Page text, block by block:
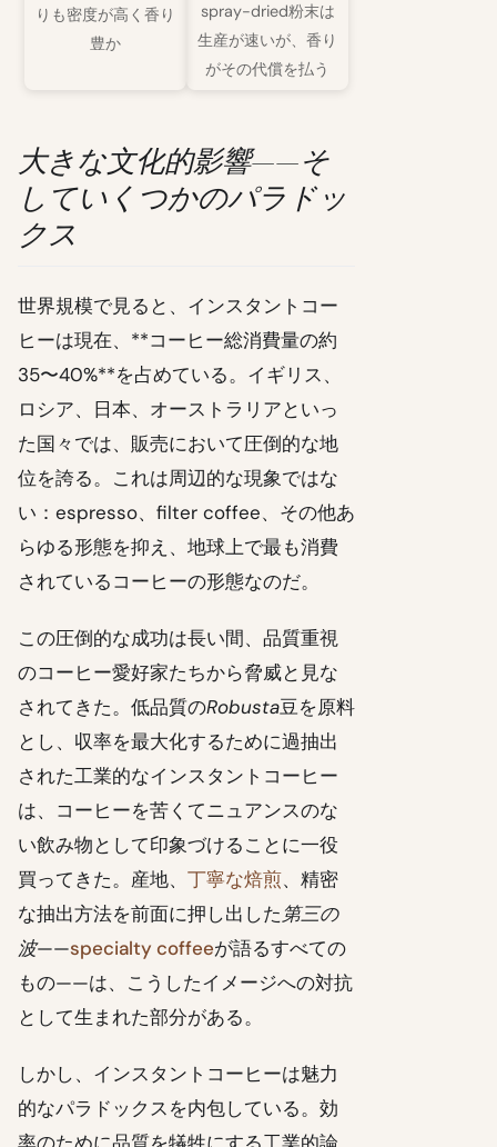
りも密度が高く香り
豊か
spray-dried粉末は
生産が速いが、香り
がその代償を払う
大きな文化的影響——そ
していくつかのパラドッ
クス
世界規模で見ると、インスタントコー
ヒーは現在、**コーヒー総消費量の約
35〜40%**を占めている。イギリス、
ロシア、日本、オーストラリアといっ
た国々では、販売において圧倒的な地
位を誇る。これは周辺的な現象ではな
い：espresso、filter coffee、その他あ
らゆる形態を抑え、地球上で最も消費
されているコーヒーの形態なのだ。
この圧倒的な成功は長い間、品質重視
のコーヒー愛好家たちから脅威と見な
されてきた。低品質のRobusta豆を原料
とし、収率を最大化するために過抽出
された工業的なインスタントコーヒー
は、コーヒーを苦くてニュアンスのな
い飲み物として印象づけることに一役
買ってきた。産地、 丁寧な焙煎、精密
な抽出方法を前面に押し出した 第三の
波——specialty coffeeが語るすべての
もの——は、こうしたイメージへの対抗
として生まれた部分がある。
しかし、インスタントコーヒーは魅力
的なパラドックスを内包している。効
率のために品質を犠牲にする工業的論